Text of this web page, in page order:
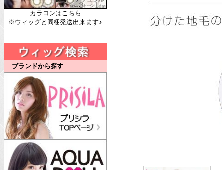
カラコンはこちら
※ウィッグと同梱発送出来ます♪
ブランドから探す